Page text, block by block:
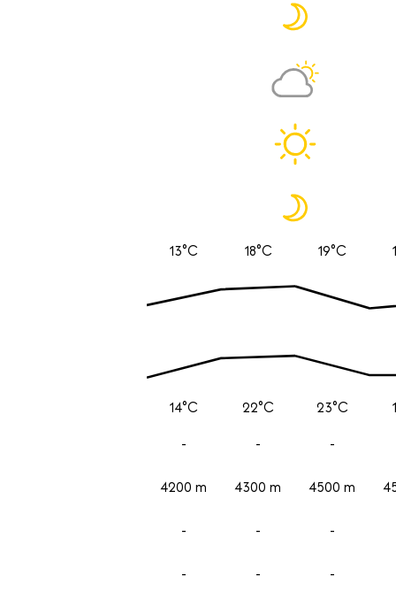
13°C
14°C
-
4200 m
-
-
18°C
22°C
-
4300 m
-
-
19°C
23°C
-
4500 m
-
-